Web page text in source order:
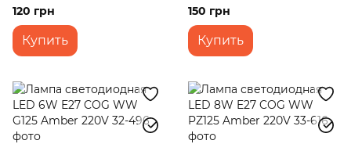
120 грн
Купить
220V
150 грн
Купить